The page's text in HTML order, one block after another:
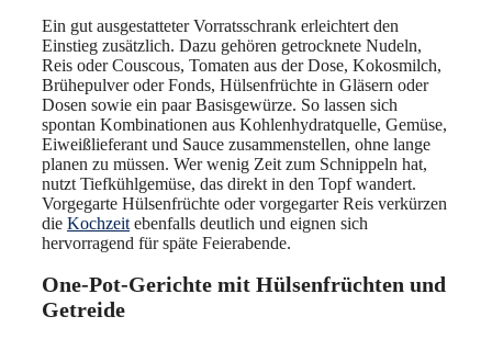
Ein gut ausgestatteter Vorratsschrank erleichtert den
Einstieg zusätzlich. Dazu gehören getrocknete Nudeln,
Reis oder Couscous, Tomaten aus der Dose, Kokosmilch,
Brühepulver oder Fonds, Hülsenfrüchte in Gläsern oder
Dosen sowie ein paar Basisgewürze. So lassen sich
spontan Kombinationen aus Kohlenhydratquelle, Gemüse,
Eiweißlieferant und Sauce zusammenstellen, ohne lange
planen zu müssen. Wer wenig Zeit zum Schnippeln hat,
nutzt Tiefkühlgemüse, das direkt in den Topf wandert.
Vorgegarte Hülsenfrüchte oder vorgegarter Reis verkürzen
die Kochzeit ebenfalls deutlich und eignen sich
hervorragend für späte Feierabende.
One-Pot-Gerichte mit Hülsenfrüchten und
Getreide